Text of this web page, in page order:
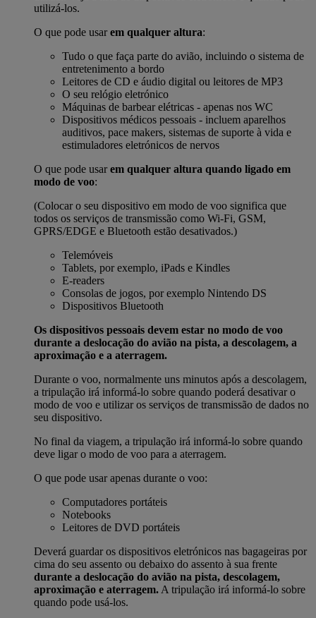
utilizá-los.
O que pode usarem qualquer altura:
Tudo o que faça parte do avião, incluindo o sistema de
entretenimento a bordo
Leitores de CD e áudio digital ou leitores de MP3
O seu relógio eletrónico
Máquinas de barbear elétricas - apenas nos WC
Dispositivos médicos pessoais - incluem aparelhos
auditivos, pace makers, sistemas de suporte à vida e
estimuladores eletrónicos de nervos
O que pode usarem qualquer altura quando ligado em
modo de voo:
(Colocar o seu dispositivo em modo de voo significa que
todos os serviços de transmissão como Wi-Fi, GSM,
GPRS/EDGE e Bluetooth estão desativados.)
Telemóveis
Tablets, por exemplo, iPads e Kindles
E-readers
Consolas de jogos, por exemplo Nintendo DS
Dispositivos Bluetooth
Os dispositivos pessoais devem estar no modo de voo
durante a deslocação do avião na pista, a descolagem, a
aproximação e a aterragem.
Durante o voo, normalmente uns minutos após a descolagem,
a tripulação irá informá-lo sobre quando poderá desativar o
modo de voo e utilizar os serviços de transmissão de dados no
seu dispositivo.
No final da viagem, a tripulação irá informá-lo sobre quando
deve ligar o modo de voo para a aterragem.
O que pode usar apenas durante o voo:
Computadores portáteis
Notebooks
Leitores de DVD portáteis
Deverá guardar os dispositivos eletrónicos nas bagageiras por
cima do seu assento ou debaixo do assento à sua frente
durante a deslocação do avião na pista, descolagem,
aproximação e aterragem. A tripulação irá informá-lo sobre
quando pode usá-los.